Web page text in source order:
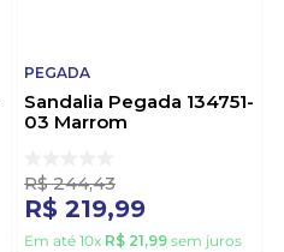
PEGADA
Sandalia Pegada 134751-
03 Marrom
R$ 244,43
R$ 219,99
Em até 10x R$ 21,99 sem juros